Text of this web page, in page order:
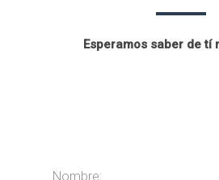
Esperamos saber de tí
Nombre: